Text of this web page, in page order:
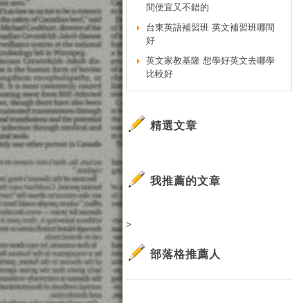
間便宜又不錯的
台東英語補習班 英文補習班哪間
好
英文家教基隆 想學好英文去哪學
比較好
精選文章
我推薦的文章
>
部落格推薦人